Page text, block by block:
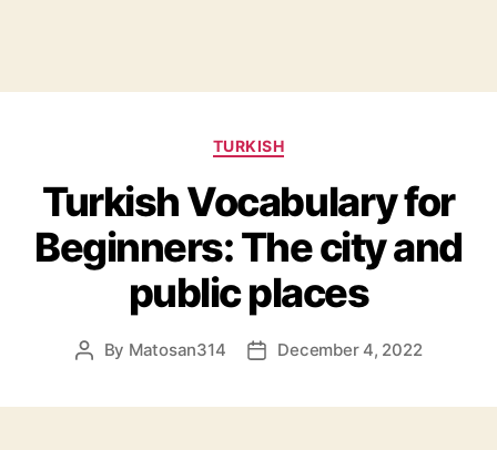
Categories
TURKISH
Turkish Vocabulary for
Beginners: The city and
public places
Post
By Matosan314
PostDecember 4, 2022